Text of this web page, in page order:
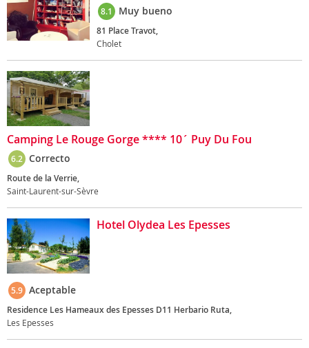
8.1 Muy bueno
81 Place Travot,
Cholet
Camping Le Rouge Gorge **** 10´ Puy Du Fou
6.2 Correcto
Route de la Verrie,
Saint-Laurent-sur-Sèvre
Hotel Olydea Les Epesses
5.9 Aceptable
Residence Les Hameaux des Epesses D11 Herbario Ruta,
Les Epesses